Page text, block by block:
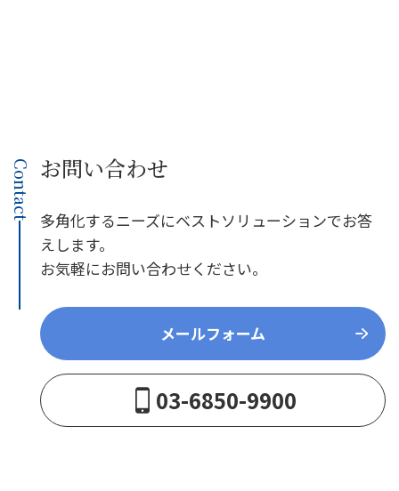
お問い合わせ
Contact
多角化するニーズにベストソリューションでお答
えします。
お気軽にお問い合わせください。
メールフォーム
03-6850-9900